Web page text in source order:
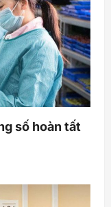
số hoàn tất